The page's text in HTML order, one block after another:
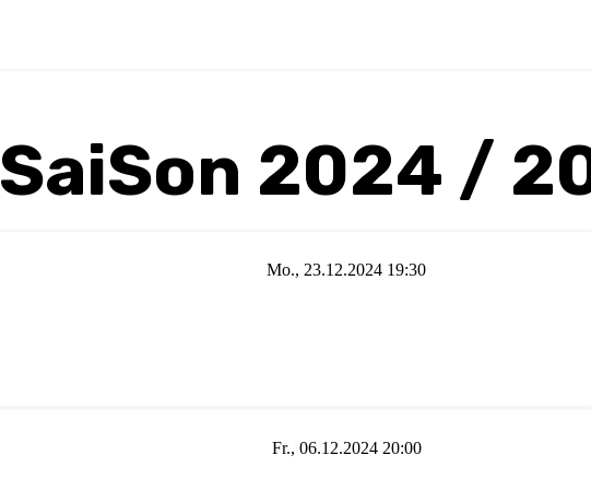
SaiSon 2024 /
Mo., 23.12.2024 19:30
Fr., 06.12.2024 20:00